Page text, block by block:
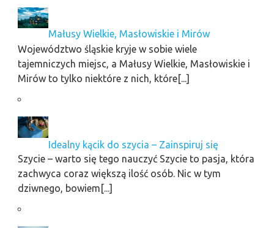
Małusy Wielkie, Masłowiskie i Mirów
Województwo śląskie kryje w sobie wiele
tajemniczych miejsc, a Małusy Wielkie, Masłowiskie i
Mirów to tylko niektóre z nich, które[...]
Idealny kącik do szycia – Zainspiruj się
Szycie – warto się tego nauczyć Szycie to pasja, która
zachwyca coraz większą ilość osób. Nic w tym
dziwnego, bowiem[...]